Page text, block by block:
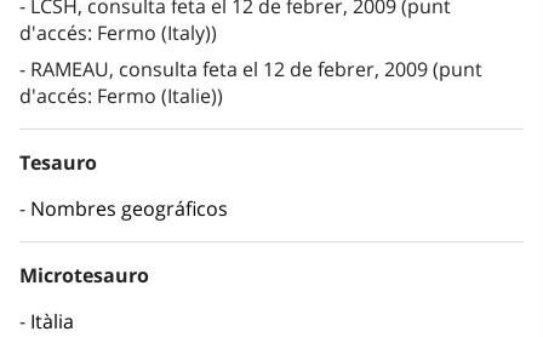
LCSH, consulta feta el 12 de febrer, 2009 (punt
d'accés: Fermo (Italy))
RAMEAU, consulta feta el 12 de febrer, 2009 (punt
d'accés: Fermo (Italie))
Tesauro
Nombres geográficos
Microtesauro
Itàlia